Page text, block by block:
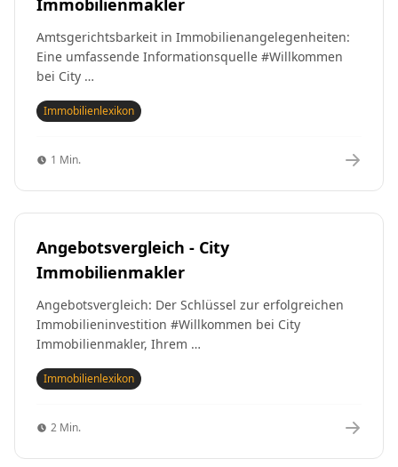
Immobilienmakler
Amtsgerichtsbarkeit in Immobilienangelegenheiten:
Eine umfassende Informationsquelle #Willkommen
bei City …
Immobilienlexikon
1 Min.
Angebotsvergleich - City
Immobilienmakler
Angebotsvergleich: Der Schlüssel zur erfolgreichen
Immobilieninvestition #Willkommen bei City
Immobilienmakler, Ihrem …
Immobilienlexikon
2 Min.